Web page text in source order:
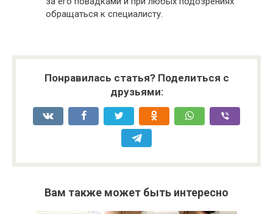
обращаться к специалисту.
Понравилась статья? Поделиться с
друзьями:
Вам также может быть интересно